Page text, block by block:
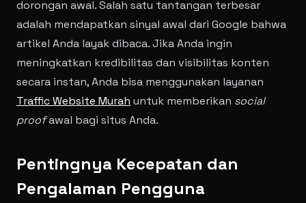
dorongan awal. Salah satu tantangan terbesar
adalah mendapatkan sinyal awal dari Google bahwa
artikel Anda layak dibaca. Jika Anda ingin
meningkatkan kredibilitas dan visibilitas konten
secara instan, Anda bisa menggunakan layanan
Traffic Website Murah untuk memberikan social
proofawal bagi situs Anda.
Pentingnya Kecepatan dan
Pengalaman Pengguna